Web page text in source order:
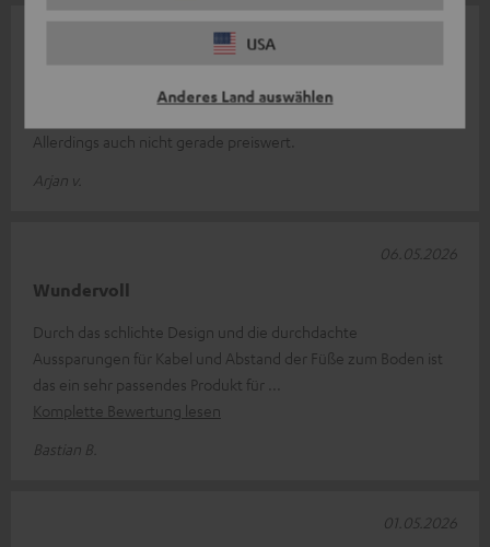
USA
Anderes Land auswählen
Allerdings auch nicht gerade preiswert.
Arjan v.
Wundervoll
Durch das schlichte Design und die durchdachte
Aussparungen für Kabel und Abstand der Füße zum Boden ist
das ein sehr passendes Produkt für
Komplette Bewertung lesen
Bastian B.
06.05.2026
01.05.2026